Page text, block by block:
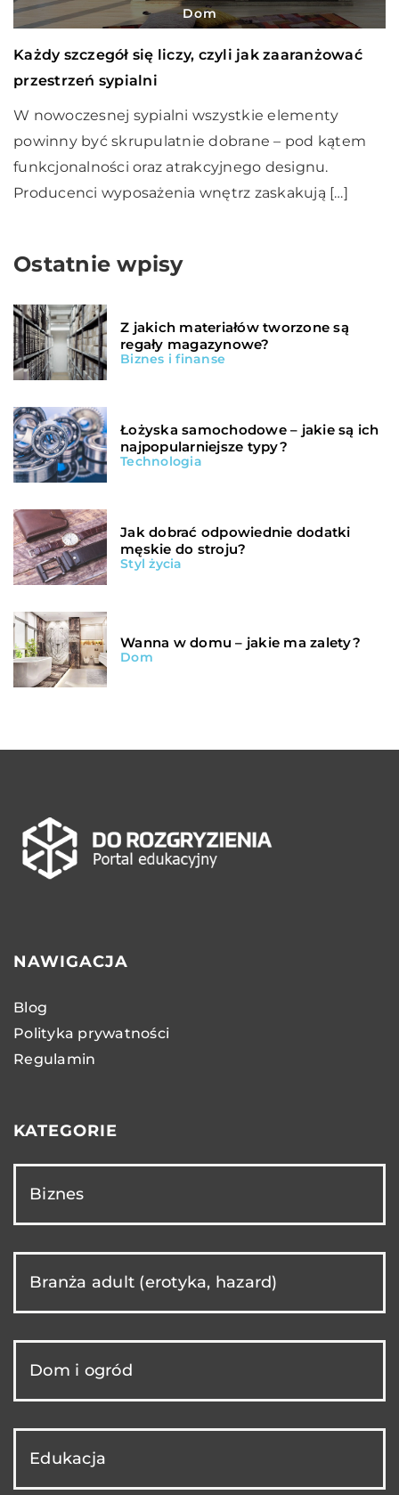
Dom
Każdy szczegół się liczy, czyli jak zaaranżować
przestrzeń sypialni
W nowoczesnej sypialni wszystkie elementy
powinny być skrupulatnie dobrane – pod kątem
funkcjonalności oraz atrakcyjnego designu.
Producenci wyposażenia wnętrz zaskakują […]
Ostatnie wpisy
Z jakich materiałów tworzone są
regały magazynowe?
Biznes i finanse
Łożyska samochodowe – jakie są ich
najpopularniejsze typy?
Technologia
Jak dobrać odpowiednie dodatki
męskie do stroju?
Styl życia
Wanna w domu – jakie ma zalety?
Dom
NAWIGACJA
Blog
Polityka prywatności
Regulamin
KATEGORIE
Biznes
Branża adult (erotyka, hazard)
Dom i ogród
Edukacja